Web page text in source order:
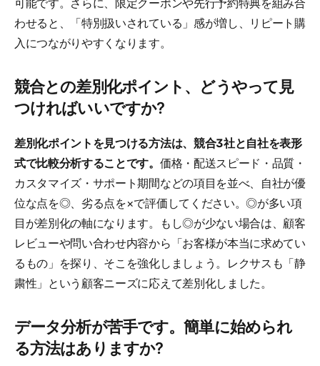
可能です。さらに、限定クーポンや先行予約特典を組み合
わせると、「特別扱いされている」感が増し、リピート購
入につながりやすくなります。
競合との差別化ポイント、どうやって見
つければいいですか?
差別化ポイントを見つける方法は、競合3社と自社を表形
式で比較分析することです。 価格・配送スピード・品質・
カスタマイズ・サポート期間などの項目を並べ、自社が優
位な点を◎、劣る点を×で評価してください。◎が多い項
目が差別化の軸になります。もし◎が少ない場合は、顧客
レビューや問い合わせ内容から「お客様が本当に求めてい
るもの」を探り、そこを強化しましょう。レクサスも「静
粛性」という顧客ニーズに応えて差別化しました。
データ分析が苦手です。簡単に始められ
る方法はありますか?